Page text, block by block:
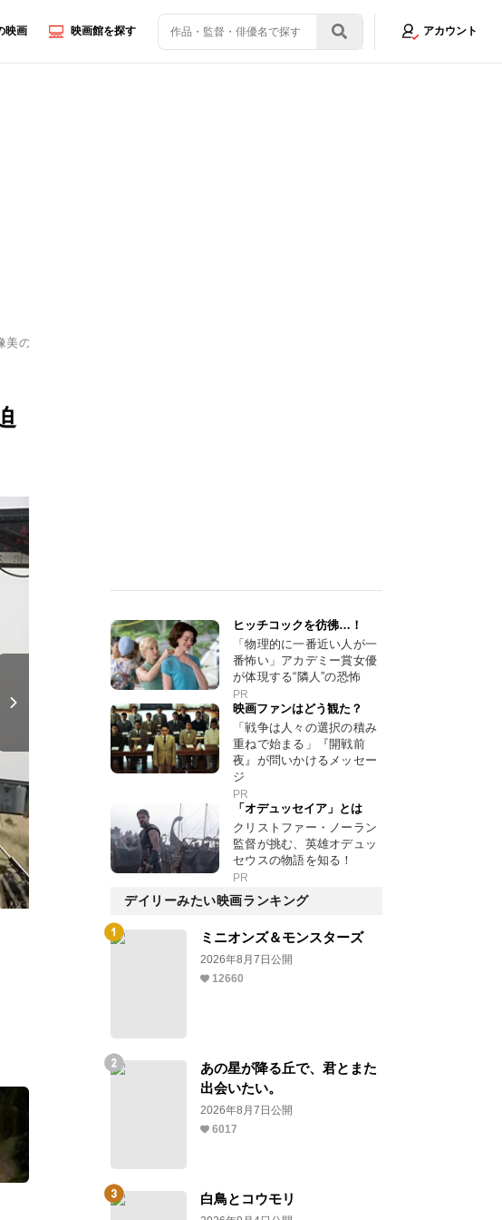
映画 映画館を探す アカウント
の秘密に迫る！
ヒッチコックを彷彿…！
「物理的に一番近い人が一
番怖い」アカデミー賞女優
が体現する“隣人”の恐怖
PR
映画ファンはどう観た？
「戦争は人々の選択の積み
重ねで始まる」『開戦前
夜』が問いかけるメッセー
ジ
PR
「オデュッセイア」とは
クリストファー・ノーラン
監督が挑む、英雄オデュッ
セウスの物語を知る！
PR
デイリーみたい映画ランキング
ミニオンズ＆モンスターズ
2026年8月7日公開
12660
あの星が降る丘で、君とまた
出会いたい。
2026年8月7日公開
6017
白鳥とコウモリ